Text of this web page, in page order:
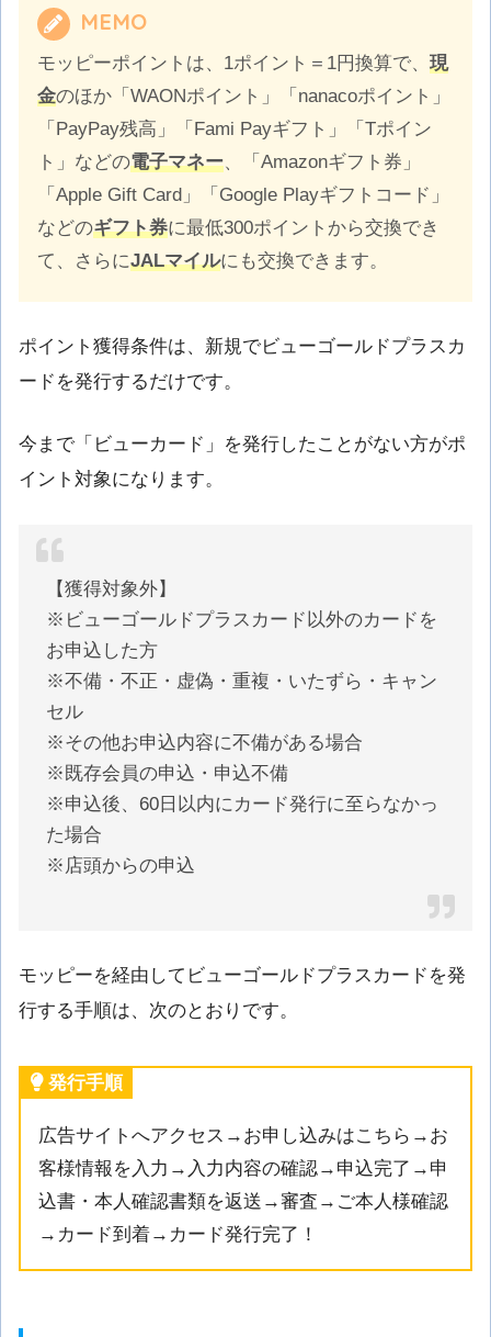
MEMO
モッピーポイントは、1ポイント＝1円換算で、 現
金のほか「WAONポイント」「nanacoポイント」
「PayPay残高」「Fami Payギフト」「Tポイン
ト」などの電子マネー、「Amazonギフト券」
「Apple Gift Card」「Google Playギフトコード」
などのギフト券に最低300ポイントから交換でき
て、さらにJALマイルにも交換できます。
ポイント獲得条件は、新規でビューゴールドプラスカ
ードを発行するだけです。
今まで「ビューカード」を発行したことがない方がポ
イント対象になります。
【獲得対象外】
※ビューゴールドプラスカード以外のカードを
お申込した方
※不備・不正・虚偽・重複・いたずら・キャン
セル
※その他お申込内容に不備がある場合
※既存会員の申込・申込不備
※申込後、60日以内にカード発行に至らなかっ
た場合
※店頭からの申込
モッピーを経由してビューゴールドプラスカードを発
行する手順は、次のとおりです。
発行手順
広告サイトへアクセス→お申し込みはこちら→お
客様情報を入力→入力内容の確認→申込完了→申
込書・本人確認書類を返送→審査→ご本人様確認
→カード到着→カード発行完了！